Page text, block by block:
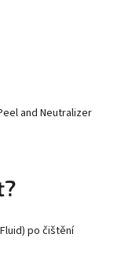
and Neutralizer
po čištění